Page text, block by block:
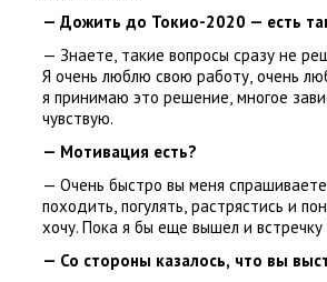
— Дожить до Токио-2020 — есть
— Знаете, такие вопросы сразу не
Я очень люблю свою работу, очень
я принимаю это решение, многое
чувствую.
— Мотивация есть?
— Очень быстро вы меня спрашиваете
походить, погулять, растрястись и
хочу. Пока я бы еще вышел и
— Со стороны казалось, что вы